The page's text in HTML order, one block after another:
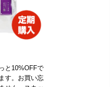
と10%OFFで
す。お買い忘